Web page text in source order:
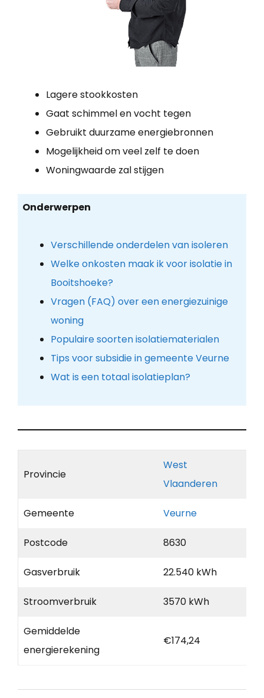
Lagere stookkosten
Gaat schimmel en vocht tegen
Gebruikt duurzame energiebronnen
Mogelijkheid om veel zelf te doen
Woningwaarde zal stijgen
Onderwerpen
Verschillende onderdelen van isoleren
Welke onkosten maak ik voor isolatie in
Booitshoeke?
Vragen (FAQ) over een energiezuinige
woning
Populaire soorten isolatiematerialen
Tips voor subsidie in gemeente Veurne
Wat is een totaal isolatieplan?
Provincie
West
Vlaanderen
Gemeente Veurne
Postcode 8630
Gasverbruik 22.540 kWh
Stroomverbruik 3570 kWh
Gemiddelde
energierekening
€174,24